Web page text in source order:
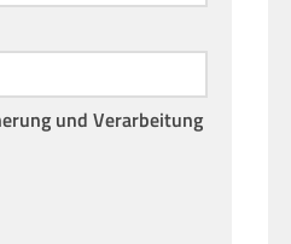
und Verarbeitung